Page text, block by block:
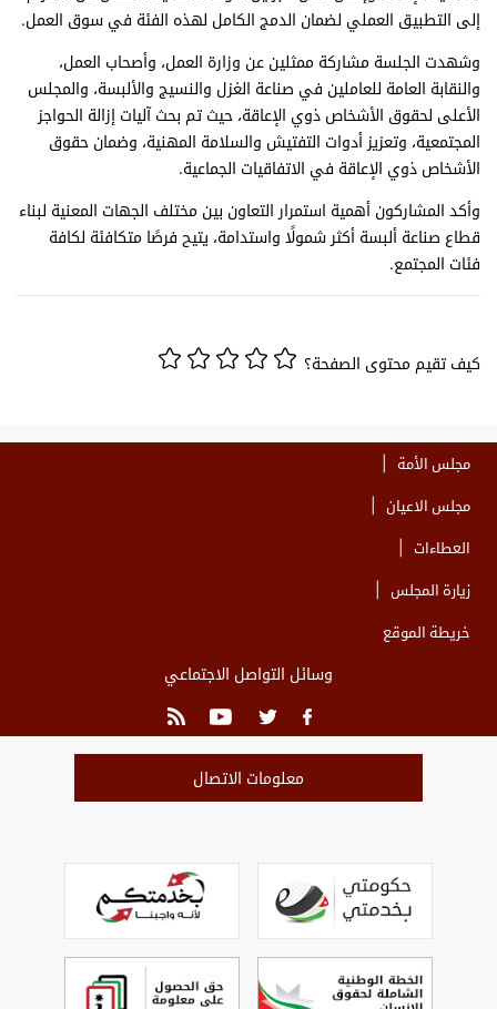
إلى التطبيق العملي لضمان الدمج الكامل لهذه الفئة في سوق العمل.
وشهدت الجلسة مشاركة ممثلين عن وزارة العمل، وأصحاب العمل،
والنقابة العامة للعاملين في صناعة الغزل والنسيج والألبسة، والمجلس
الأعلى لحقوق الأشخاص ذوي الإعاقة، حيث تم بحث آليات إزالة الحواجز
المجتمعية، وتعزيز أدوات التفتيش والسلامة المهنية، وضمان حقوق
الأشخاص ذوي الإعاقة في الاتفاقيات الجماعية.
وأكد المشاركون أهمية استمرار التعاون بين مختلف الجهات المعنية لبناء
قطاع صناعة ألبسة أكثر شمولًا واستدامة، يتيح فرصًا متكافئة لكافة
فئات المجتمع.
كيف تقيم محتوى الصفحة؟
مجلس الأمة
مجلس الاعيان
العطاءات
زيارة المجلس
خريطة الموقع
وسائل التواصل الاجتماعي
معلومات الاتصال